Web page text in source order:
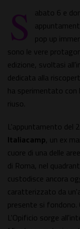
S
abato 6 e
pop up
sono le vere
edizione, svoltasi
dedicata alla
ha sperimentato con
riuso.
L'appuntamento del
Italiacamp, un ex
cuore di una delle
di Roma, nel
custodisce ancora
caratterizzato da
presente si fondono.
L'Opificio sorge